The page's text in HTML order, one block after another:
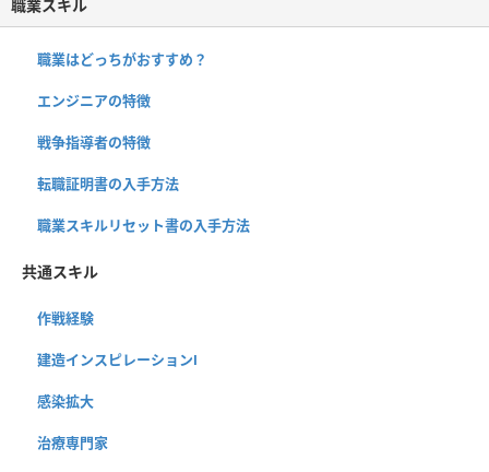
職業スキル
職業はどっちがおすすめ？
エンジニアの特徴
戦争指導者の特徴
転職証明書の入手方法
職業スキルリセット書の入手方法
共通スキル
作戦経験
建造インスピレーションⅠ
感染拡大
治療専門家